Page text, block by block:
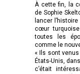
À cette fin, la
de Sophie
lancer
cœur
toutes les
comme le
« Ils sont
États-Unis,
c’était